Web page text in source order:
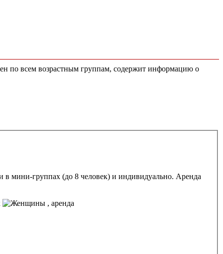
по всем возрастным группам, содержит информацию о
в мини-группах (до 8 человек) и индивидуально. Аренда
, аренда